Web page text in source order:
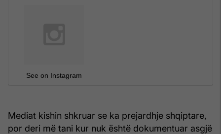
See on Instagram
Mediat kishin shkruar se ka prejardhje shqiptare,
por deri më tani kur nuk është dokumentuar asgjë